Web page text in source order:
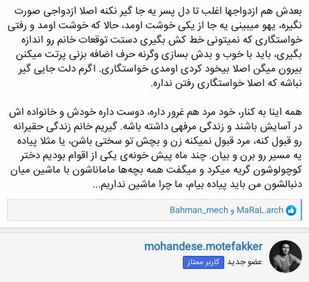
بعدش هم ازدواجها اغلب تا دل پسر یه جا گیر نکنه اصلا ازدواجی صورت
نگیره، یهو میبینی یه جا از یکی خوشت اومد، حالا که خوشت اومد و رفتی
خواستگاری که نمیتونی خط کش بگیری دستت توقعات خانم رو اندازه
بگیری، باید با خوب و بدش بسازی وگرنه حرف اضافه بزنی پرتت میکنن
بیرون میگن اصلا بیخود کردی اومدی خواستگاری. اگرم دلت جایی گیر
نباشه که اصلا خواستگاری رفتن نداره.
همه اینا به کنار، خود مرد هم غرور داره، دوست داره خودش و خانواده اش
در آسایش باشند و زندگی مرفهی داشته باشه. گیریم خانم زندگی حقیرانه
رو قبول کنه، مرد قبول نمیکنه زن و بچش تو سختی باشن، یا مثلا پیاده
یه مسیر رو برن و بیان. چند ماه پیش خونه‌ی یکی از اقوام بودیم دختر
کوچولوشون گریه میکرد و میگفت همه بچه‌ها ماماناشون با ماشین میان
دنبالشون من باید پیاده بیام، ما چرا ماشین نداریم...
و
ا
ک
ن
ش
ه
ا
MaRaL.arch وBahman_mech
mohandese.motefakker
عضو جدید کاربر ممتاز